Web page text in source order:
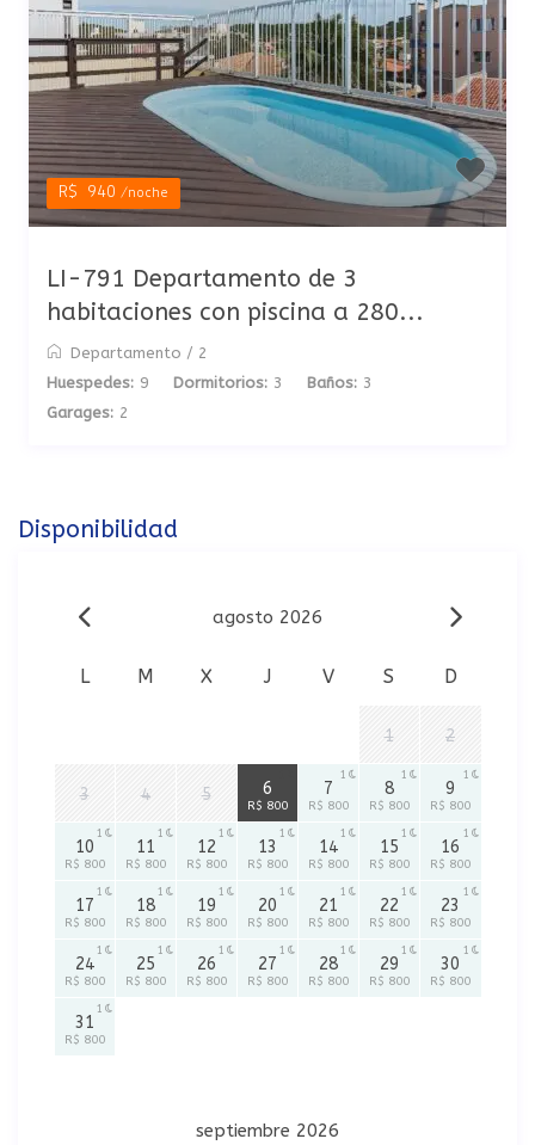
R$ 940/noche
LI-791 Departamento de 3
habitaciones con piscina a 280...
Departamento / 2
Huespedes: 9 Dormitorios: 3 Baños: 3
Garages: 2
Disponibilidad
agosto 2026
L M X J V S D
1 2
3 4 5 6
R$ 800
7
R$ 800
1
8
R$ 800
1
9
R$ 800
1
10
R$ 800
1
11
R$ 800
1
12
R$ 800
1
13
R$ 800
1
14
R$ 800
1
15
R$ 800
1
16
R$ 800
1
17
R$ 800
1
18
R$ 800
1
19
R$ 800
1
20
R$ 800
1
21
R$ 800
1
22
R$ 800
1
23
R$ 800
1
24
R$ 800
1
25
R$ 800
1
26
R$ 800
1
27
R$ 800
1
28
R$ 800
1
29
R$ 800
1
30
R$ 800
1
31
R$ 800
1
septiembre 2026